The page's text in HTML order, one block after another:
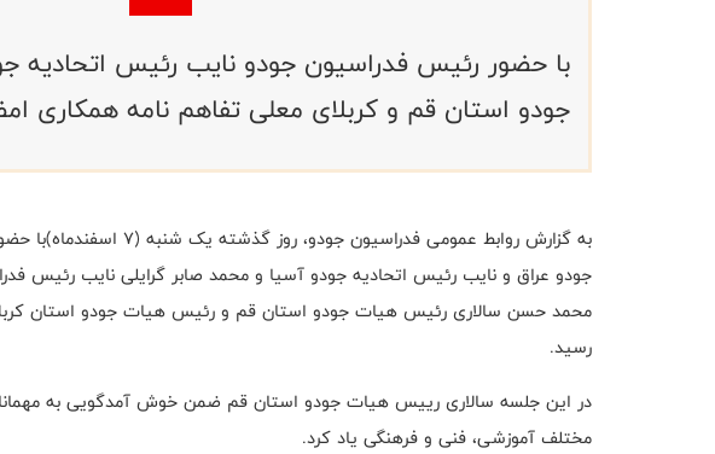
با حضور رئیس فدراسیون جودو نایب رئیس اتحادیه
جودو استان قم و کربلای معلی تفاهم نامه همکاری
به گزارش روابط عمومی
جودو عراق ‌و نایب رئیس اتحادیه جودو آسیا و محمد صابر گرایلی نایب رئیس
محمد حسن سالاری رئیس هیات جودو استان قم و رئیس هیات جودو استان
رسید.
در این جلسه سالاری رییس هیات جودو استان قم ضمن خوش آمدگویی به
مختلف آموزشی، فنی و فرهنگی یاد کرد.